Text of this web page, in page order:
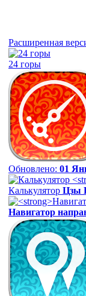
Расширенная
24 горы
Обновлено: 01
Калькулятор Цзы
Навигатор